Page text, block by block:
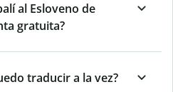
al Esloveno de
gratuita?
traducir a la vez?